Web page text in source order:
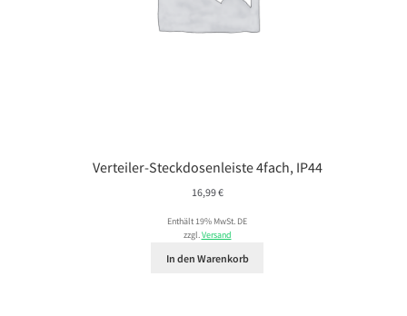
Verteiler-Steckdosenleiste 4fach, IP44
16,99€
Enthält 19% MwSt. DE
zzgl.Versand
In den Warenkorb